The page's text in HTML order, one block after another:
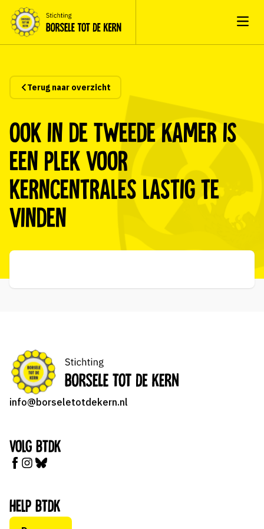
Terug naar overzicht
Ook in de Tweede Kamer is
een plek voor
kerncentrales lastig te
vinden
info@borseletotdekern.nl
Volg BTDK
Help BTDK